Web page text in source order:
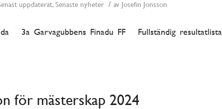
uppdaterat,Senaste nyheter / av Josefin Jonsson
3a Garvagubbens Finadu FF Fullständig resultatlista
för mästerskap 2024